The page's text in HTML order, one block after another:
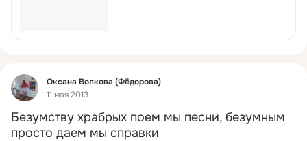
Фид
Оксана Волкова (Фёдорова)
11 мая 2013
Безумству храбрых поем мы песни, безумным
просто даем мы справки